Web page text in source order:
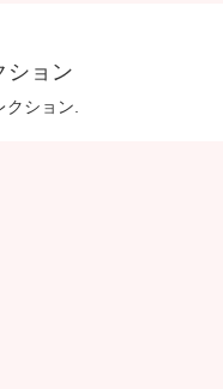
ション
ション.